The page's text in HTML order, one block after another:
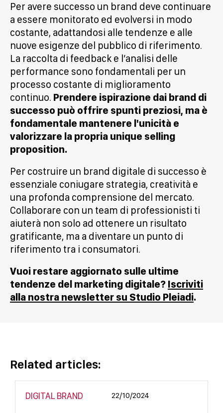
Per avere successo un brand deve continuare
a essere monitorato ed evolversi in modo
costante, adattandosi alle tendenze e alle
nuove esigenze del pubblico di riferimento.
La raccolta di feedback e l’analisi delle
performance sono fondamentali per un
processo costante di miglioramento
continuo. Prendere ispirazione dai brand di
successo può offrire spunti preziosi, ma è
fondamentale mantenere l'unicità e
valorizzare la propria unique selling
proposition.
Per costruire un brand digitale di successo è
essenziale coniugare strategia, creatività e
una profonda comprensione del mercato.
Collaborare con un team di professionisti ti
aiuterà non solo ad ottenere un risultato
gratificante, ma a diventare un punto di
riferimento tra i consumatori.
Vuoi restare aggiornato sulle ultime
tendenze del marketing digitale? Iscriviti
alla nostra newsletter su Studio Pleiadi.
Related articles:
DIGITAL BRAND 22/10/2024